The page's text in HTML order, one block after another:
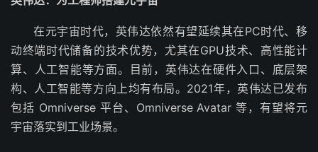
在元宇宙时代，英伟达依然有望延续其在PC时代、移
动终端时代储备的技术优势，尤其在GPU技术、高性能计
算、人工智能等方面。目前，英伟达在硬件入口、底层架
构、人工智能等方向上均有布局。2021年，英伟达已发布
包括 Omniverse 平台、Omniverse Avatar 等，有望将元
宇宙落实到工业场景。